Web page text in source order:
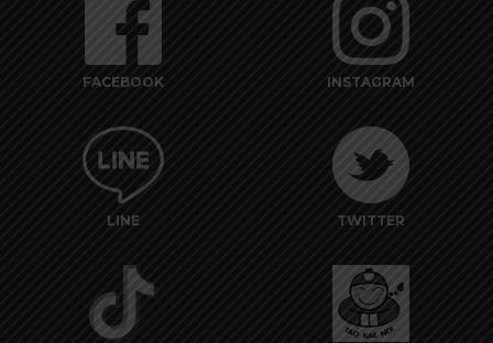
FACEBOOK INSTAGRAM
LINE TWITTER